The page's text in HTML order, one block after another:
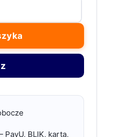
PayU, BLIK, karta,